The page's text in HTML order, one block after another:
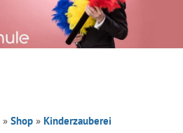
» Shop » Kinderzauberei